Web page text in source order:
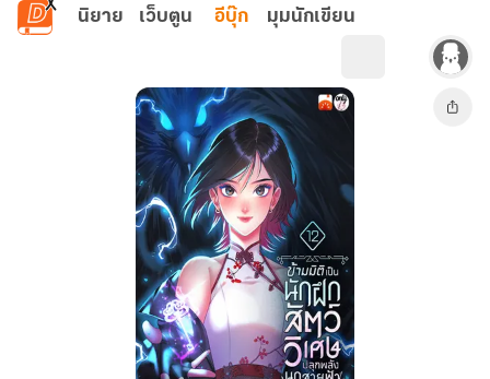
ข้ามไปยังเนื้อหาหลัก
นิยาย เว็บตูน อีบุ๊ก มุมนักเขียน